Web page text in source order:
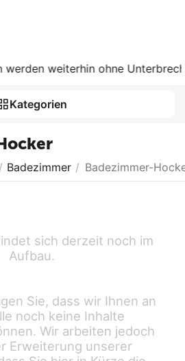
weiterhin ohne
Kategorien
/ Badezimmer / Badezimmer-
sich derzeit noch im
Aufbau.
Sie, dass wir Ihnen an
noch keine Inhalte
Wir arbeiten jedoch
Erweiterung unserer